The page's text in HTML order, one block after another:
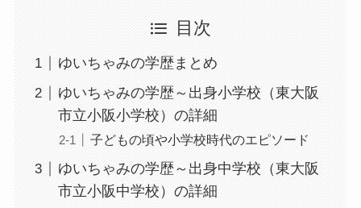
目次
ゆいちゃみの学歴まとめ
ゆいちゃみの学歴～出身小学校（東大阪
市立小阪小学校）の詳細
子どもの頃や小学校時代のエピソード
ゆいちゃみの学歴～出身中学校（東大阪
市立小阪中学校）の詳細